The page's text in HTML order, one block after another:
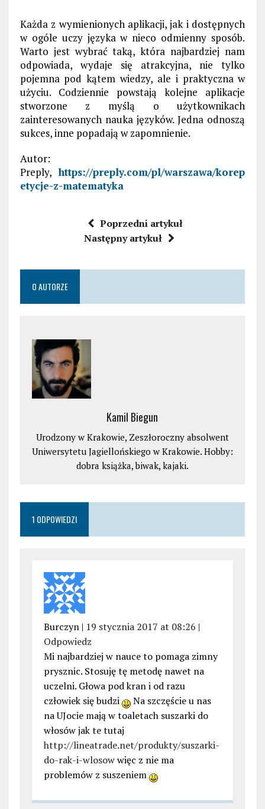
Każda z wymienionych aplikacji, jak i dostępnych
w ogóle uczy języka w nieco odmienny sposób.
Warto jest wybrać taką, która najbardziej nam
odpowiada, wydaje się atrakcyjna, nie tylko
pojemna pod kątem wiedzy, ale i praktyczna w
użyciu. Codziennie powstają kolejne aplikacje
stworzone z myślą o użytkownikach
zainteresowanych nauka języków. Jedna odnoszą
sukces, inne popadają w zapomnienie.
Autor:
Preply,https://preply.com/pl/warszawa/korep
etycje-z-matematyka
Poprzedni artykuł
Następny artykuł
O AUTORZE
Kamil Biegun
Urodzony w Krakowie, Zeszłoroczny absolwent
Uniwersytetu Jagiellońskiego w Krakowie. Hobby:
dobra książka, biwak, kajaki.
1 ODPOWIEDZI
Burczyn | 19 stycznia 2017 at 08:26 |
Odpowiedz
Mi najbardziej w nauce to pomaga zimny
prysznic. Stosuję tę metodę nawet na
uczelni. Głowa pod kran i od razu
człowiek się budzi
Na szczęście u nas
na UJocie mają w toaletach suszarki do
włosów jak te tutaj
http://lineatrade.net/produkty/suszarki-
do-rak-i-wlosowwięc z nie ma
problemów z suszeniem